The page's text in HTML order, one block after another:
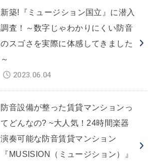
新築!『ミュージション国立』に潜入
調査！～数字じゃわかりにくい防音
のスゴさを実際に体感してきました
～
2023.06.04
防音設備が整った賃貸マンションっ
てどんなの? ~大人気！24時間楽器
演奏可能な防音賃貸マンション
『MUSISION（ミュージション）』